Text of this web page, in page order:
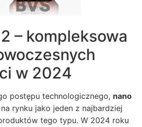
– kompleksowa
w 2024
postępu technologicznego, nano
rynku jako jeden z najbardziej
tego typu. W 2024 roku